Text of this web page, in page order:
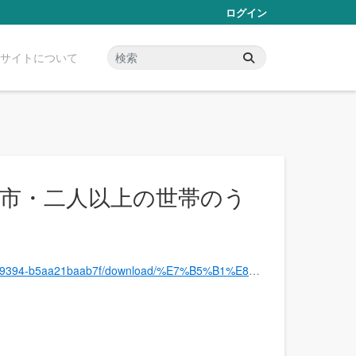
ログイン
イトについて
・二人以上の世帯のう